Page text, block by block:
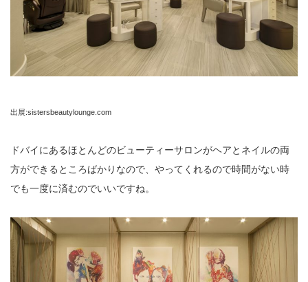
出展:sistersbeautylounge.com
ドバイにあるほとんどのビューティーサロンがヘアとネイルの両
方ができるところばかりなので、やってくれるので時間がない時
でも一度に済むのでいいですね。